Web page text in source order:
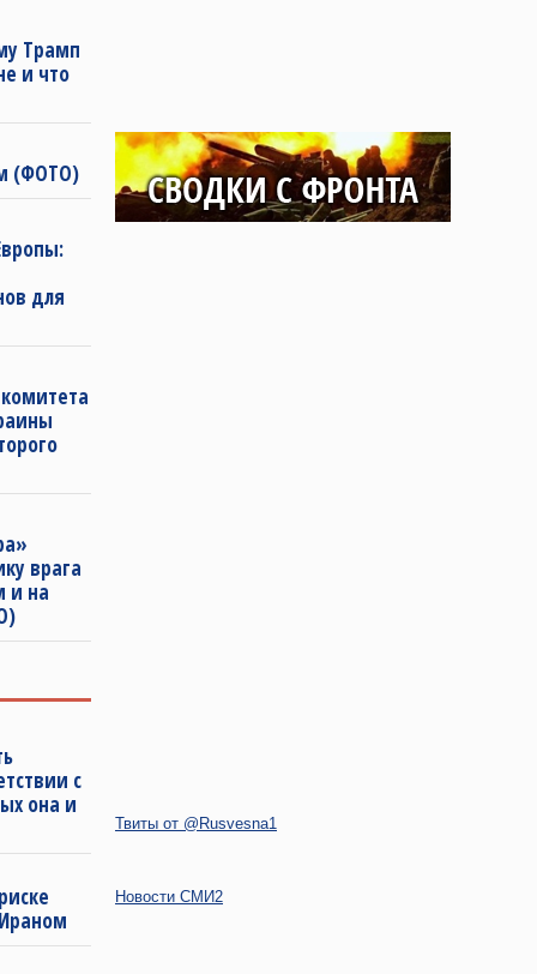
Трамп
и что
(ФОТО)
для
врага
и на
с
она и
Твиты от @Rusvesna1
Новости СМИ2